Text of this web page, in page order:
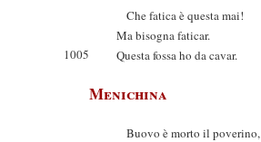
Che fatica è questa mai!
Ma bisogna faticar.
1005
Questa fossa ho da cavar.
Menichina
Buovo è morto il poverino,